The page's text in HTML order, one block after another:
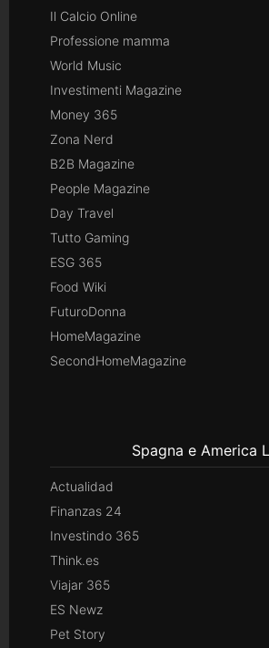
Il Calcio Online
Professione mamma
World Music
Investimenti Magazine
Money 365
Zona Nerd
B2B Magazine
People Magazine
Day Travel
Tutto Gaming
ESG 365
Food Wiki
FuturoDonna
HomeMagazine
SecondHomeMagazine
Spagna e America
Actualidad
Finanzas 24
Investindo 365
Think.es
Viajar 365
ES Newz
Pet Story